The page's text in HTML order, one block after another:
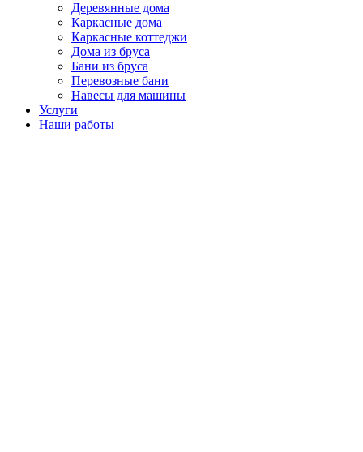
Деревянные дома
Каркасные дома
Каркасные коттеджи
Дома из бруса
Бани из бруса
Перевозные бани
Навесы для машины
Услуги
Наши работы